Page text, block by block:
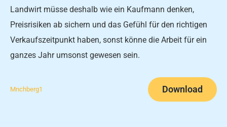
Landwirt müsse deshalb wie ein Kauf­mann denken,
Preisrisiken ab­ sichern und das Gefühl für den richtigen
Verkaufszeitpunkt ha­ben, sonst könne die Arbeit für ein
ganzes Jahr umsonst gewe­sen sein.
Mnchberg1 Download